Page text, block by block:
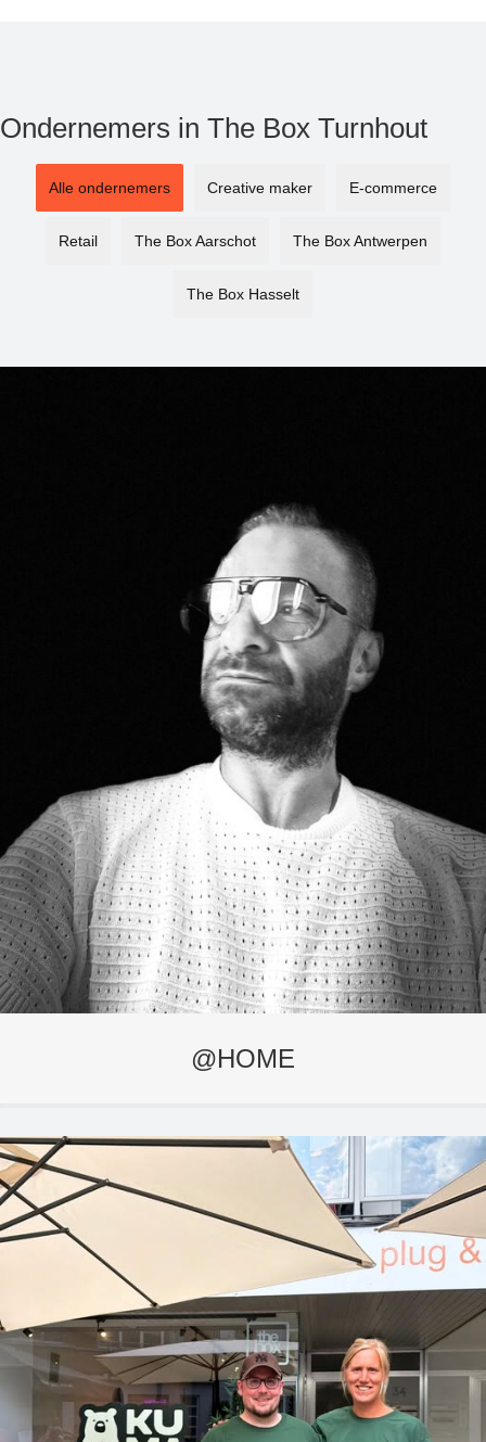
Ondernemers in The Box Turnhout
Alle ondernemers Creative maker E-commerce
Retail The Box Aarschot The Box Antwerpen
The Box Hasselt
@HOME